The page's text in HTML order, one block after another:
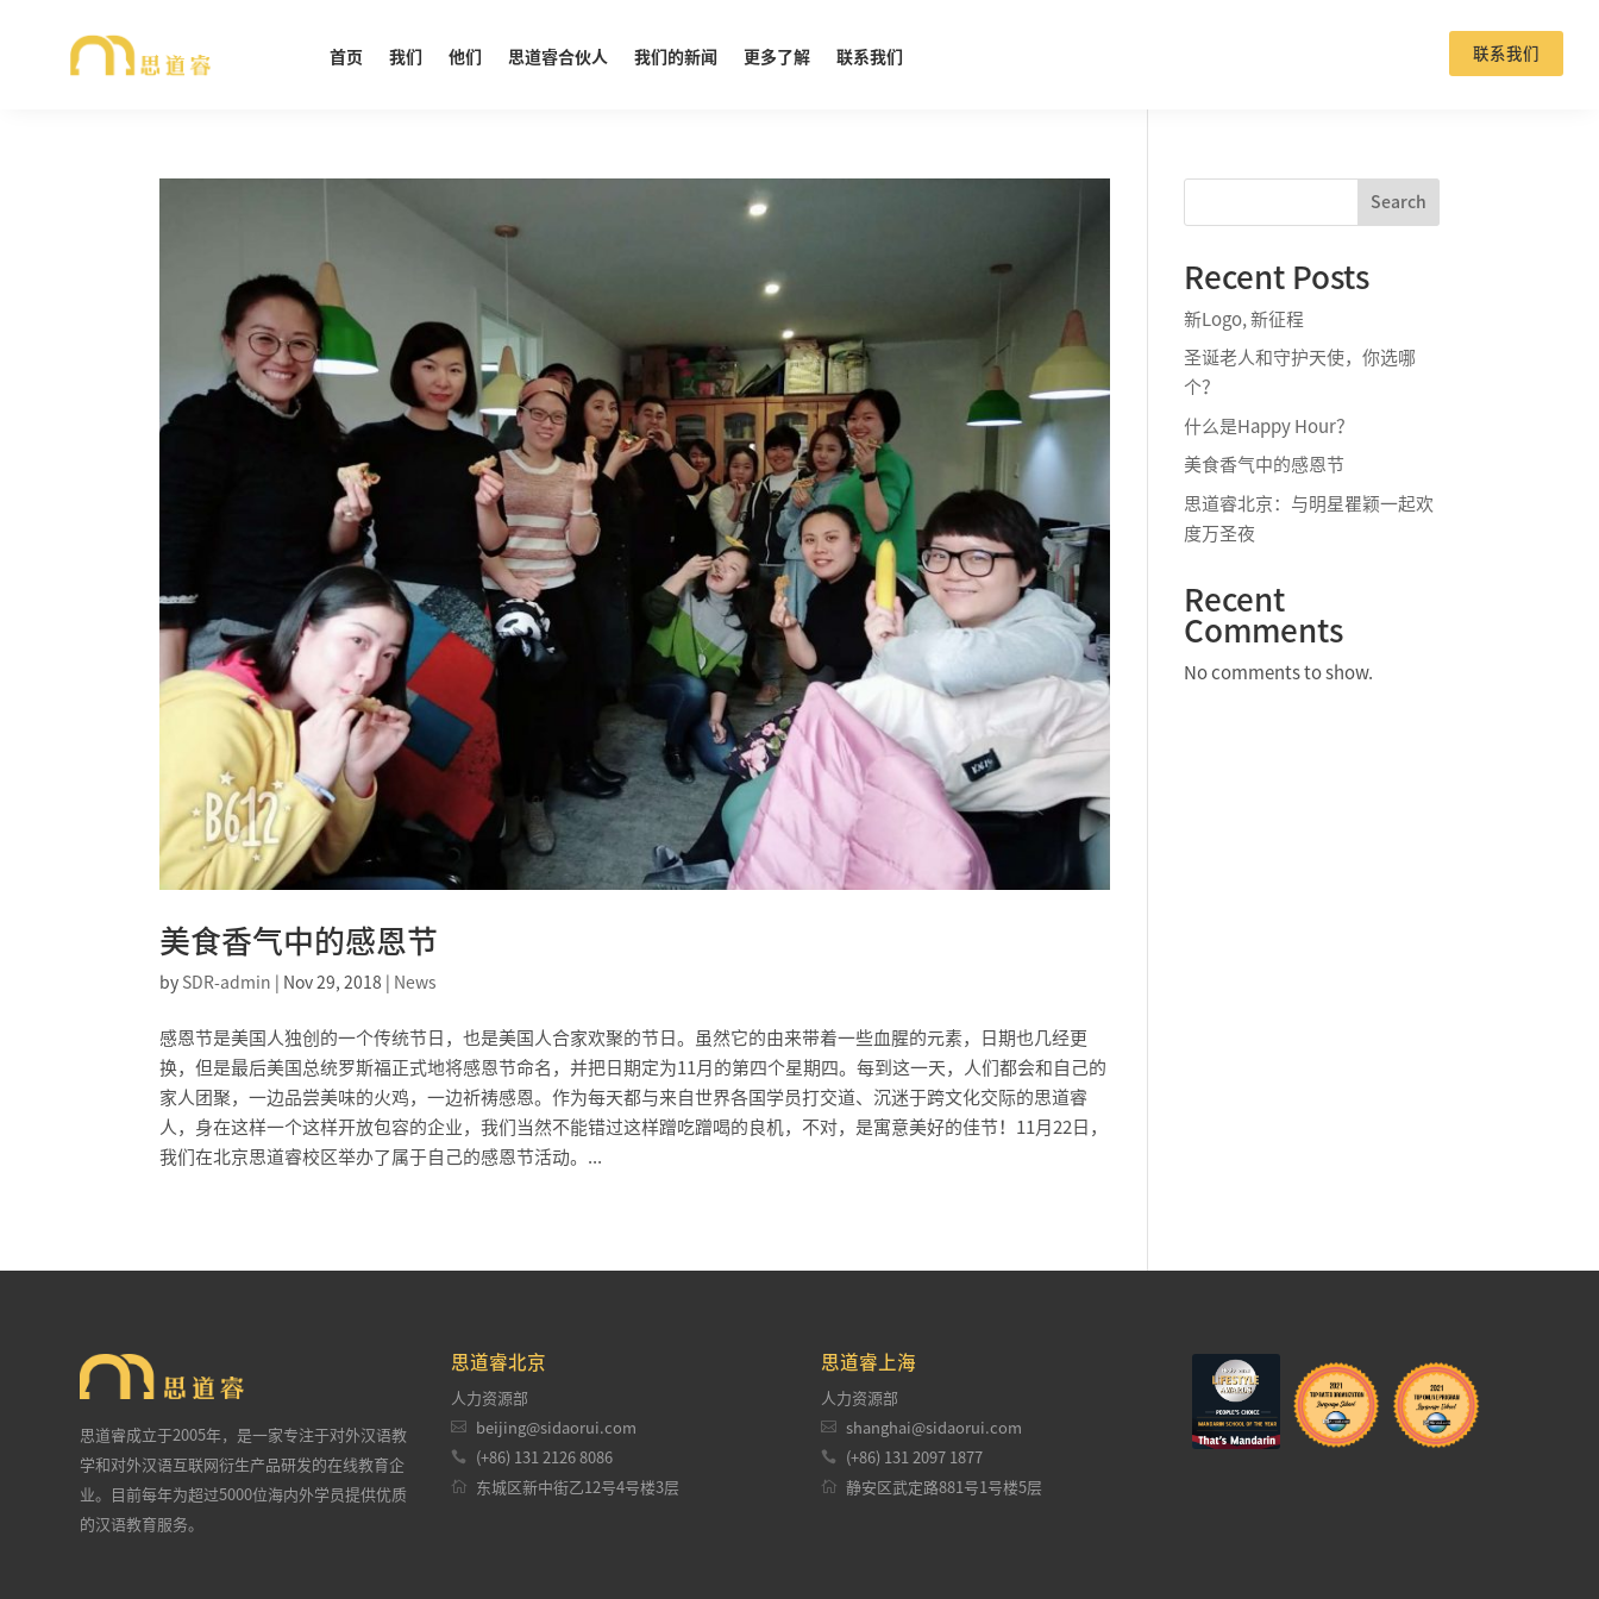
首页 我们 他们 思道睿合伙人 我们的新闻 更多了解 联系我们 联系我们
美食香气中的感恩节
by SDR-admin Nov 29, 2018 News
感恩节是美国人独创的一个传统节日，也是美国人合家欢聚的节日。虽然它的由来带着一些血腥的元素，日期也几经更
换，但是最后美国总统罗斯福正式地将感恩节命名，并把日期定为11月的第四个星期四。每到这一天，人们都会和自己的
家人团聚，一边品尝美味的火鸡，一边祈祷感恩。作为每天都与来自世界各国学员打交道、沉迷于跨文化交际的思道睿
人，身在这样一个这样开放包容的企业，我们当然不能错过这样蹭吃蹭喝的良机，不对，是寓意美好的佳节！11月22日，
我们在北京思道睿校区举办了属于自己的感恩节活动。...
Search
Recent Posts
新Logo, 新征程
圣诞老人和守护天使，你选哪
个？
什么是Happy Hour？
美食香气中的感恩节
思道睿北京：与明星瞿颖一起欢
度万圣夜
Recent
Comments
No comments to show.
思道睿成立于2005年，是一家专注于对外汉语教
学和对外汉语互联网衍生产品研发的在线教育企
业。目前每年为超过5000位海内外学员提供优质
的汉语教育服务。
思道睿北京
人力资源部

beijing@sidaorui.com

(+86) 131 2126 8086

东城区新中街乙12号4号楼3层
思道睿上海
人力资源部

shanghai@sidaorui.com

(+86) 131 2097 1877

静安区武定路881号1号楼5层